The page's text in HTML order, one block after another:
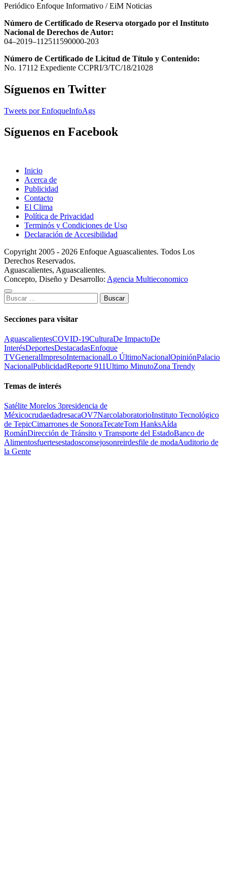
Periódico Enfoque Informativo / EiM Noticias
Número de Certificado de Reserva otorgado por el Instituto
Nacional de Derechos de Autor:
04–2019–112511590000-203
Número de Certificado de Licitud de Título y Contenido:
No. 17112 Expediente CCPRI/3/TC/18/21028
Síguenos en Twitter
Tweets por EnfoqueInfoAgs
Síguenos en Facebook
Inicio
Acerca de
Publicidad
Contacto
El Clima
Política de Privacidad
Terminós y Condiciones de Uso
Declaración de Accesibilidad
Copyright 2005 - 2026 Enfoque Aguascalientes. Todos Los
Derechos Reservados.
Aguascalientes, Aguascalientes.
Concepto, Diseño y Desarrollo: Agencia Multieconomico
Buscar:
Secciones para visitar
AguascalientesCOVID-19CulturaDe ImpactoDe
InterésDeportesDestacadasEnfoque
TVGeneralImpresoInternacionalLo ÚltimoNacionalOpiniónPalacio
NacionalPublicidadReporte 911Ultimo MinutoZona Trendy
Temas de interés
Satélite Morelos 3presidencia de
MéxicocrudaedadresacaOV7NarcolaboratorioInstituto Tecnológico
de TepicCimarrones de SonoraTecateTom HanksAída
RománDirección de Tránsito y Transporte del EstadoBanco de
Alimentosfuertesestadosconsejosonreirdesfile de modaAuditorio de
la Gente